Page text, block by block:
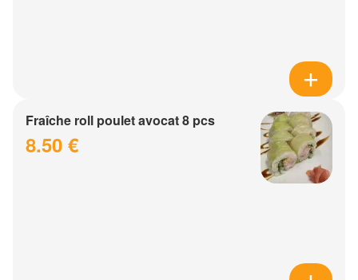
Fraîche roll poulet avocat 8 pcs
8.50 €